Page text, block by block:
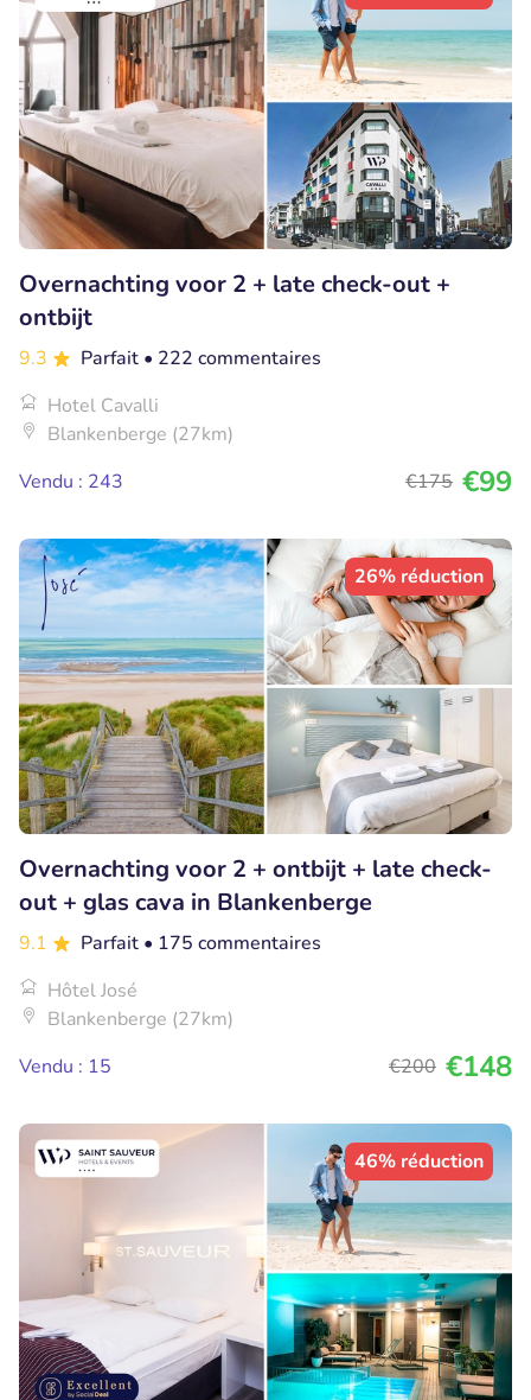
Overnachting voor 2 + late check-out +
ontbijt
9.3 Parfait • 222 commentaires
Hotel Cavalli
Blankenberge (27km)
Vendu : 243
€175 €99
26% réduction
Overnachting voor 2 + ontbijt + late check-
out + glas cava in Blankenberge
9.1 Parfait • 175 commentaires
Hôtel José
Blankenberge (27km)
Vendu : 15
€200 €148
46% réduction